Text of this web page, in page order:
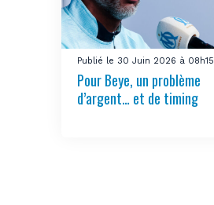
Publié le 30 Juin 2026 à 08h15
Pour Beye, un problème
d’argent… et de timing